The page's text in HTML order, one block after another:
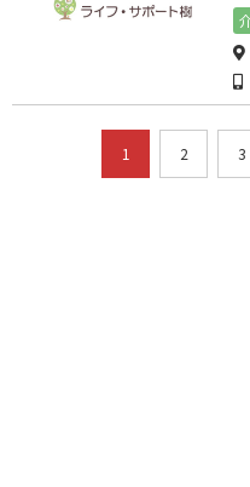
1 2 3